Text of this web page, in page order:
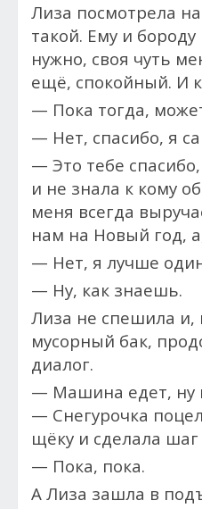
Лиза посмотрела
такой. Ему и
нужно, своя чуть
ещё, спокойный. И
— Пока тогда,
— Нет, спасибо, я
— Это тебе
и не знала к кому
меня всегда
нам на Новый год,
— Нет, я лучше
— Ну, как знаешь.
Лиза не спешила и,
мусорный бак,
диалог.
— Машина едет, ну
— Снегурочка
щёку и сделала шаг
— Пока, пока.
А Лиза зашла в